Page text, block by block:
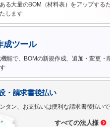
る大量のBOM（材料表）をアップする
します
成ツール
能で、BOMの新規作成、追加・変更・
・請求書後払い
タン、お支払いは便利な請求書後払いで
すべての法人様